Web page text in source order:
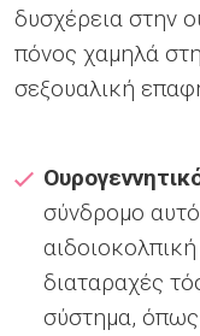
δυσχέρεια στην
πόνος χαμηλά
σεξουαλική
σύνδρομο
διαταραχές
σύστημα,